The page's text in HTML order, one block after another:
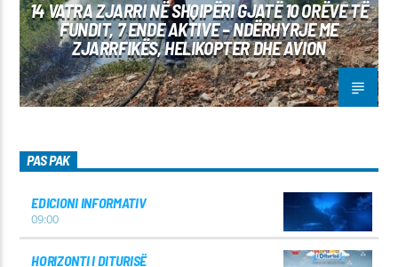
14 VATRA ZJARRI NË SHQIPËRI GJATË 10 ORËVE TË
FUNDIT, 7 ENDE AKTIVE – NDËRHYRJE ME
ZJARRFIKËS, HELIKOPTER DHE AVION
PAS PAK
EDICIONI INFORMATIV
09:00
HORIZONTI I DITURISË